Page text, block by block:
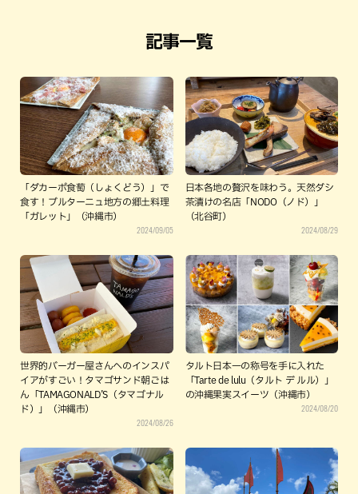
記事一覧
「ダカーポ食萄（しょくどう）」で
食す！ブルターニュ地方の郷土料理
「ガレット」（沖縄市）
2024/09/05
日本各地の贅沢を味わう。天然ダシ
茶漬けの名店「NODO（ノド）」
（北谷町）
2024/08/29
世界的バーガー屋さんへのインスパ
イアがすごい！タマゴサンド朝ごは
ん「TAMAGONALD’S（タマゴナル
ド）」（沖縄市）
2024/08/26
タルト日本一の称号を手に入れた
「Tarte de lulu（タルト デ ルル）」
の沖縄果実スイーツ（沖縄市）
2024/08/20